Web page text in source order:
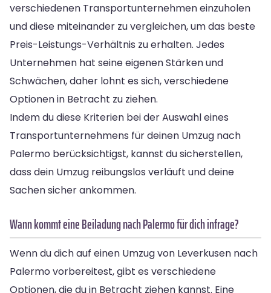
verschiedenen Transportunternehmen einzuholen
und diese miteinander zu vergleichen, um das beste
Preis-Leistungs-Verhältnis zu erhalten. Jedes
Unternehmen hat seine eigenen Stärken und
Schwächen, daher lohnt es sich, verschiedene
Optionen in Betracht zu ziehen.
Indem du diese Kriterien bei der Auswahl eines
Transportunternehmens für deinen Umzug nach
Palermo berücksichtigst, kannst du sicherstellen,
dass dein Umzug reibungslos verläuft und deine
Sachen sicher ankommen.
Wann kommt eine Beiladung nach Palermo für dich infrage?
Wenn du dich auf einen Umzug von Leverkusen nach
Palermo vorbereitest, gibt es verschiedene
Optionen, die du in Betracht ziehen kannst. Eine